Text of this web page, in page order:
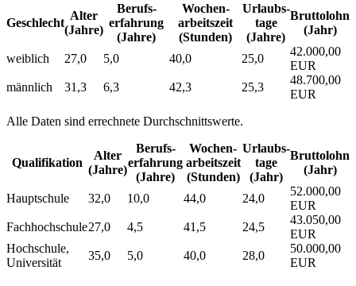
Geschlecht
Alter
(Jahre)
Berufs­
erfahrung
(Jahre)
Wochen­
arbeitszeit
(Stunden)
Urlaubs­
tage
(Jahre)
Bruttolohn
(Jahr)
weiblich 27,0 5,0 40,0 25,0
42.000,00
EUR
männlich
31,3 6,3 42,3 25,3
48.700,00
EUR
Alle Daten sind errechnete Durchschnittswerte.
Qualifikation
Alter
(Jahre)
Berufs­
erfahrung
(Jahre)
Wochen­
arbeitszeit
(Stunden)
Urlaubs­
tage
(Jahr)
Bruttolohn
(Jahr)
Hauptschule 32,0 10,0 44,0 24,0
52.000,00
EUR
Fachhochschule27,0 4,5 41,5 24,5
43.050,00
EUR
Hochschule,
Universität
35,0 5,0 40,0 28,0
50.000,00
EUR